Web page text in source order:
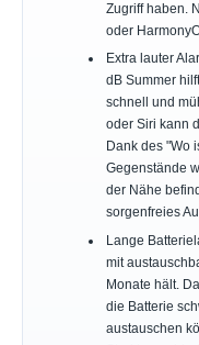
Zugriff haben.
oder
Extra lauter
dB Summer
schnell und
oder Siri kann
Dank des "Wo
Gegenstände
der Nähe
sorgenfreies
Lange
mit
Monate hält.
die Batterie
austauschen